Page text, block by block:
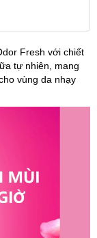
Fresh với chiết
tự nhiên, mang
vùng da nhạy